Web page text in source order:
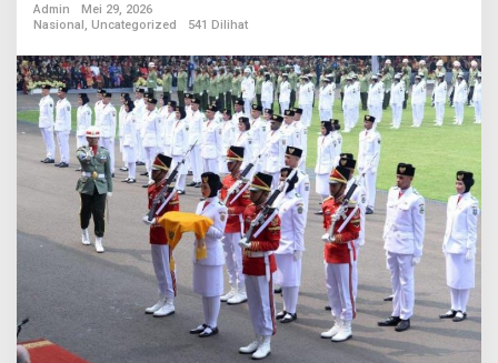
Admin
Mei 29, 2026
Nasional, Uncategorized 541 Dilihat